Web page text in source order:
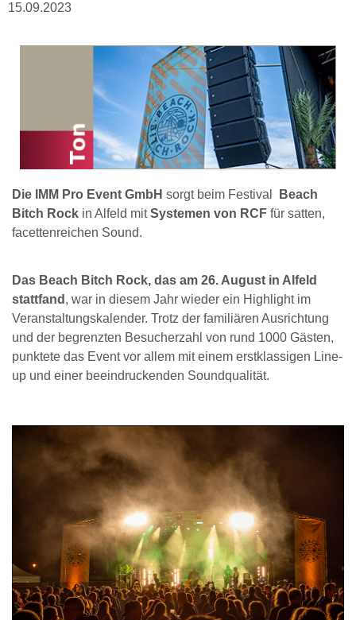
15.09.2023
Die IMM Pro Event GmbH sorgt beim Festival
Beach
Bitch Rock in Alfeld mitSystemen von RCF für satten,
facettenreichen Sound.
Das Beach Bitch Rock, das am 26. August in Alfeld
stattfand , war in diesem Jahr wieder ein Highlight im
Veranstaltungskalender. Trotz der familiären Ausrichtung
und der begrenzten Besucherzahl von rund 1000 Gästen,
punktete das Event vor allem mit einem erstklassigen Line-
up und einer beeindruckenden Soundqualität.